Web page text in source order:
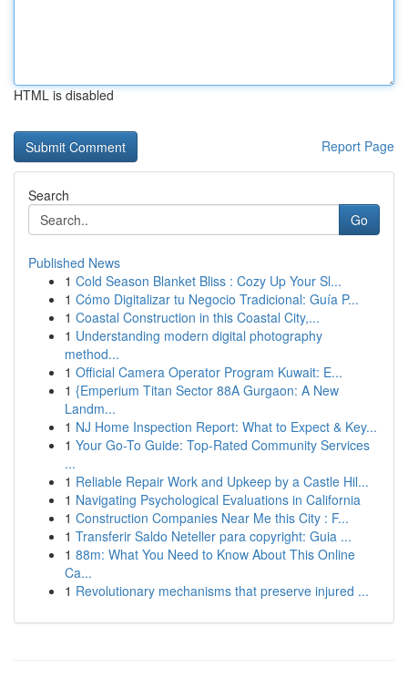
HTML is disabled
Report Page
Search
Go
Published News
1 Cold Season Blanket Bliss : Cozy Up Your Sl...
1 Cómo Digitalizar tu Negocio Tradicional: Guía P...
1 Coastal Construction in this Coastal City,...
1 Understanding modern digital photography
method...
1 Official Camera Operator Program Kuwait: E...
1 {Emperium Titan Sector 88A Gurgaon: A New
Landm...
1 NJ Home Inspection Report: What to Expect & Key...
1 Your Go-To Guide: Top-Rated Community Services
...
1 Reliable Repair Work and Upkeep by a Castle Hil...
1 Navigating Psychological Evaluations in California
1 Construction Companies Near Me this City : F...
1 Transferir Saldo Neteller para copyright: Guia ...
1 88m: What You Need to Know About This Online
Ca...
1 Revolutionary mechanisms that preserve injured ...